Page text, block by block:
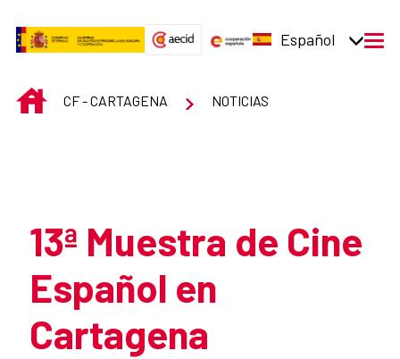
Español
INICIOCF - CARTAGENA NOTICIAS
13ª Muestra de Cine
Español en
Cartagena